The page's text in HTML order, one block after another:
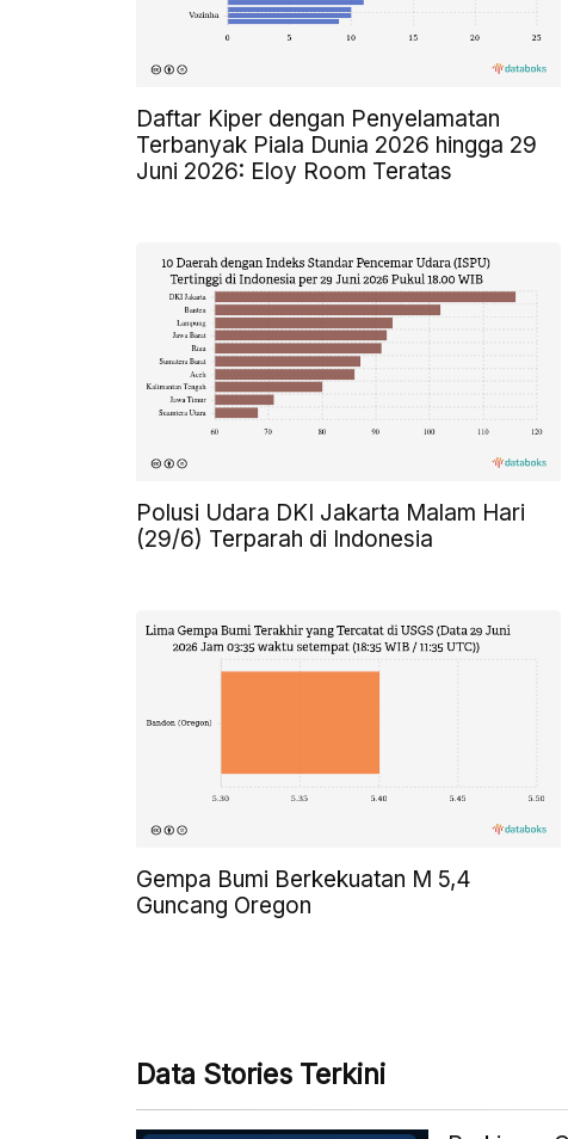
Daftar Kiper dengan Penyelamatan
Terbanyak Piala Dunia 2026 hingga 29
Juni 2026: Eloy Room Teratas
Polusi Udara DKI Jakarta Malam Hari
(29/6) Terparah di Indonesia
Gempa Bumi Berkekuatan M 5,4
Guncang Oregon
Data Stories Terkini